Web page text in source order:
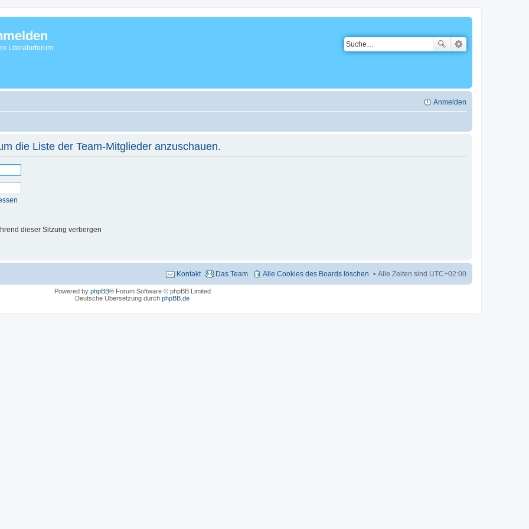
Literaturforum
Anmelden
die Liste der Team-Mitglieder anzuschauen.
dieser Sitzung verbergen
Alle Zeiten sind UTC+02:00
Alle Cookies des Boards löschen
Das Team
Kontakt
Powered by phpBB® Forum Software © phpBB Limited
Deutsche Übersetzung durch phpBB.de